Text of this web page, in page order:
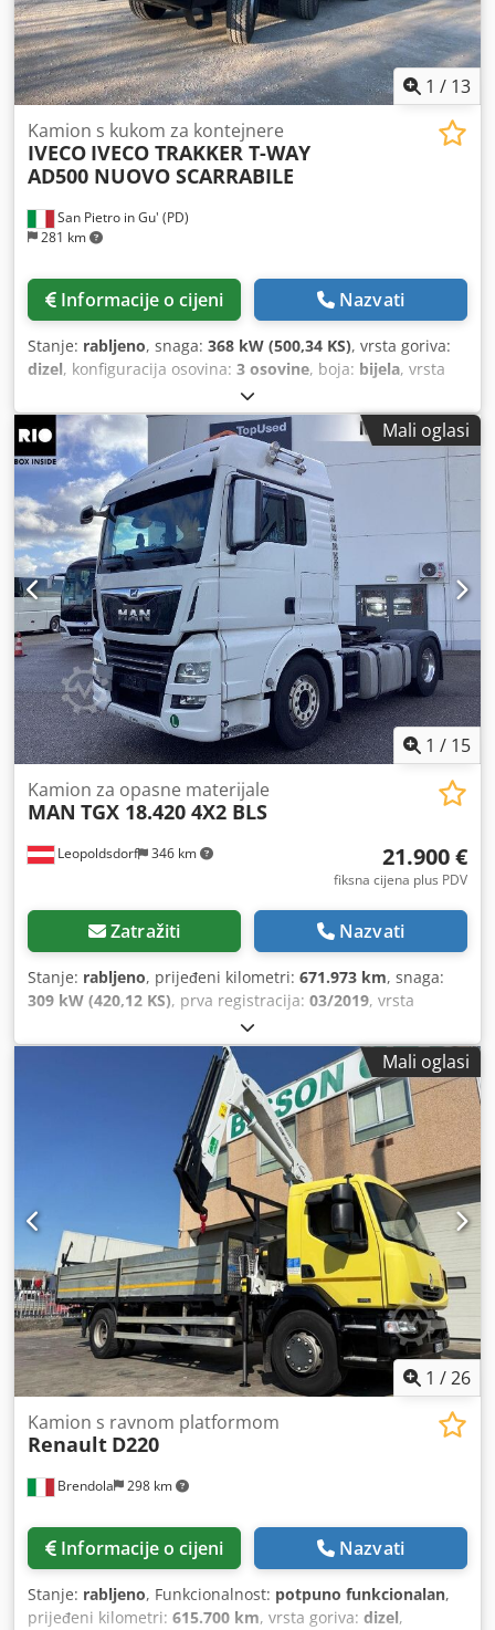
1 / 13
San Pietro in Gu' (PD)
281 km
Kamion s kukom za kontejnere
IVECO IVECO TRAKKER T-WAY
AD500 NUOVO SCARRABILE
Informacije o cijeni Nazvati
Stanje: rabljeno, snaga: 368 kW (500,34 KS), vrsta goriva:
dizel, konfiguracija osovina: 3 osovine, boja: bijela, vrsta
, emisijska klasa:
proizvodnje:2026,
Mali oglasi
1 / 15
Leopoldsdorf 346 km
Kamion za opasne materijale
MAN TGX 18.420 4X2 BLS
21.900 €
fiksna cijena plus PDV
Zatražiti Nazvati
Stanje: rabljeno, prijeđeni kilometri: 671.973 km, snaga:
309 kW (420,12 KS), prva registracija: 03/2019, vrsta
18.000 kg
osovina:4x2, međuosovinski razmak:3.600 mm, boja:
, vozačeva kabina:spavaća kabina, vrsta prijenosa:
, emisijska klasa:Euro 6, ovjes:čelik-zrak,
2019, Oprema:ABS, blokada
diferencijala, grijač za parkiranje, hidraulika, klima
uređaj, kontrola proklizavanja, nizak nivo buke, računalo
na vozilu, tempomat ,
Mali oglasi
1 /26
Brendola 298 km
Kamion s ravnom platformom
Renault D220
Informacije o cijeni Nazvati
Stanje: rabljeno, Funkcionalnost: potpuno funkcionalan,
prijeđeni kilometri: 615.700 km, vrsta goriva: dizel,